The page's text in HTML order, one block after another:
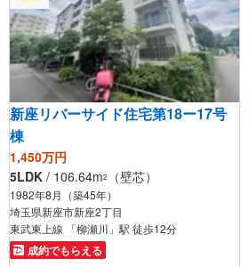
新座リバーサイド住宅第18ー17号
棟
1,450万円
5LDK / 106.64m2 （壁芯）
1982年8月（築45年）
埼玉県新座市新座2丁目
東武東上線 「柳瀬川」駅 徒歩12分
成約でもらえる